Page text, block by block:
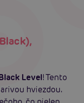
Level! Tento
hviezdou.